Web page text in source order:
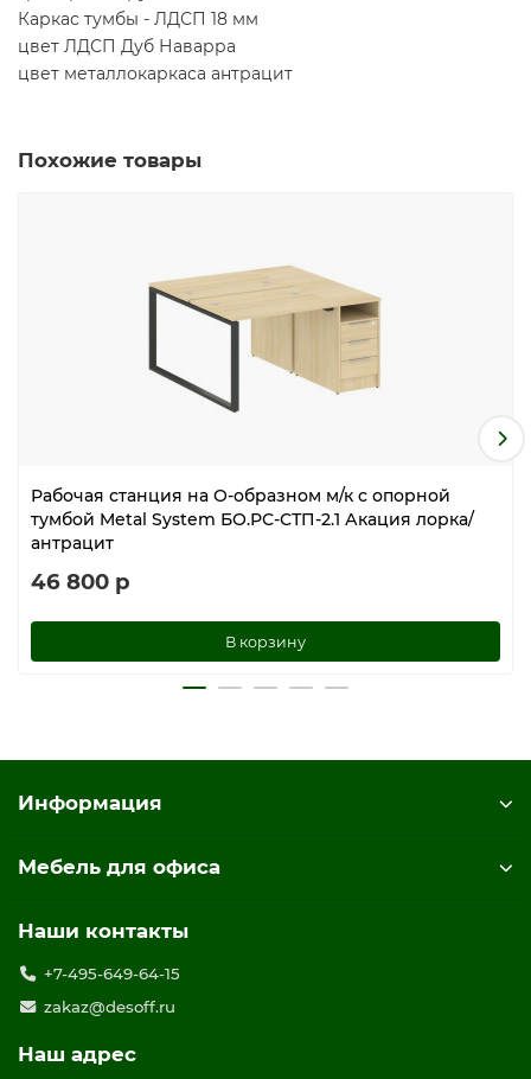
Каркас тумбы - ЛДСП 18 мм
цвет ЛДСП Дуб Наварра
цвет металлокаркаса антрацит
Похожие товары
Рабочая станция на О-образном м/к с опорной
тумбой Metal System БО.РС-СТП-2.1 Акация лорка/
антрацит
46 800 р
В корзину
Информация
Мебель для офиса
Наши контакты
+7-495-649-64-15
zakaz@desoff.ru
Наш адрес